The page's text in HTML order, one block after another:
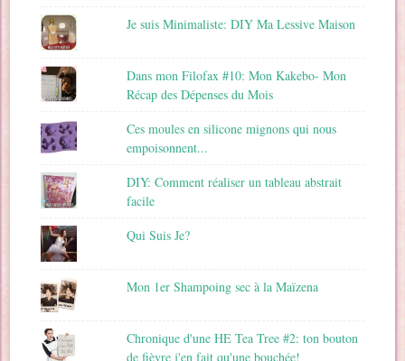
Je suis Minimaliste: DIY Ma Lessive Maison
Dans mon Filofax #10: Mon Kakebo- Mon
Récap des Dépenses du Mois
Ces moules en silicone mignons qui nous
empoisonnent...
DIY: Comment réaliser un tableau abstrait
facile
Qui Suis Je?
Mon 1er Shampoing sec à la Maïzena
Chronique d'une HE Tea Tree #2: ton bouton
de fièvre j'en fait qu'une bouchée!